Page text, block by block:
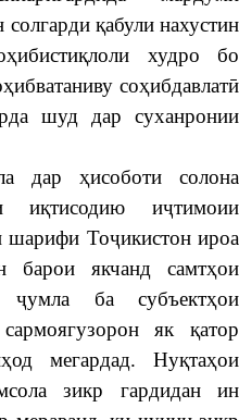
қабули нахустин
худро бо
соҳибдавлатӣ
шуд дар суханронии
дар ҳисоботи солона
иқтисодию иҷтимоии
шарифи Тоҷикистон ироа
барои якчанд самтҳои
ҷумла ба субъектҳои
як қатор
мегардад. Нуқтаҳои
зикр гардидан ин